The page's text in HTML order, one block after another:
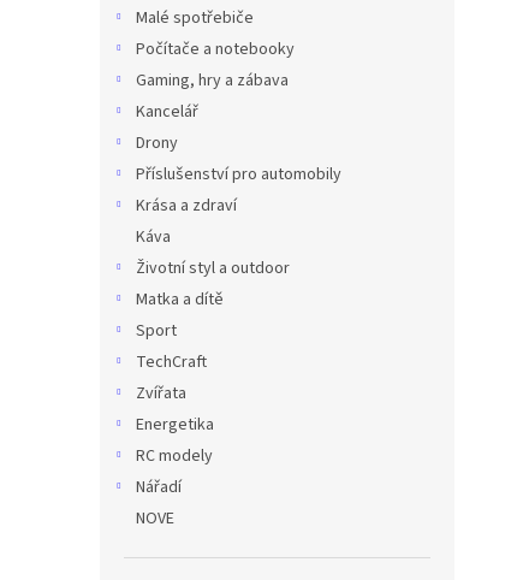
Malé spotřebiče
Počítače a notebooky
Gaming, hry a zábava
Kancelář
Drony
Příslušenství pro automobily
Krása a zdraví
Káva
Životní styl a outdoor
Matka a dítě
Sport
TechCraft
Zvířata
Energetika
RC modely
Nářadí
NOVE